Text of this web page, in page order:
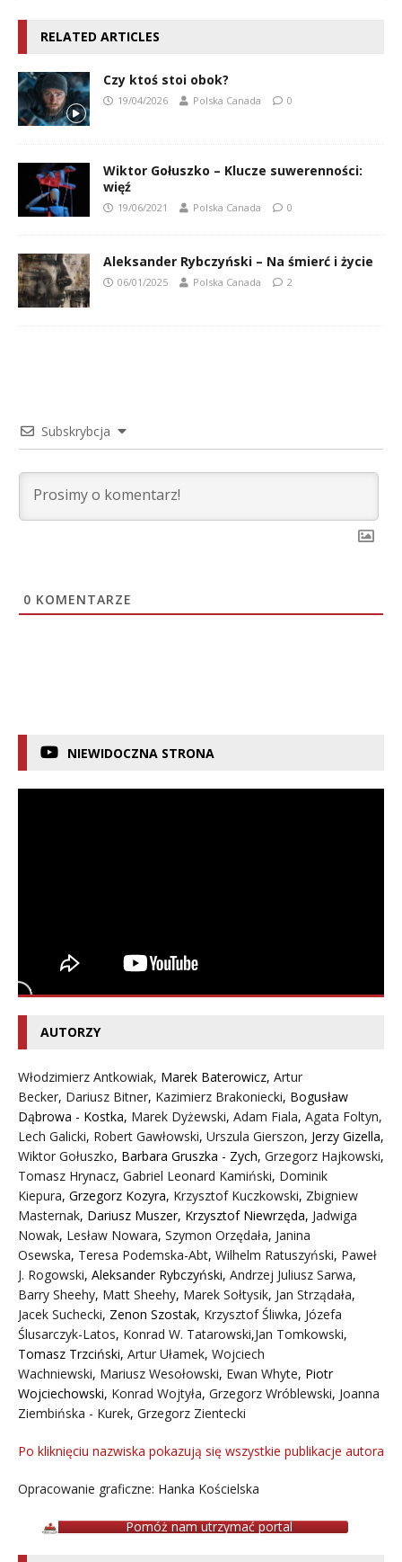
RELATED ARTICLES
Czy ktoś stoi obok?
19/04/2026 Polska Canada 0
Wiktor Gołuszko – Klucze suwerenności:
więź
19/06/2021 Polska Canada 0
Aleksander Rybczyński – Na śmierć i życie
06/01/2025 Polska Canada 2
Subskrybcja
0 KOMENTARZE
NIEWIDOCZNA STRONA
AUTORZY
Włodzimierz Antkowiak, Marek Baterowicz, Artur
Becker, Dariusz Bitner, Kazimierz Brakoniecki, Bogusław
Dąbrowa - Kostka, Marek Dyżewski, Adam Fiala, Agata Foltyn,
Lech Galicki, Robert Gawłowski, Urszula Gierszon, Jerzy Gizella,
Wiktor Gołuszko, Barbara Gruszka - Zych, Grzegorz Hajkowski,
Tomasz Hrynacz, Gabriel Leonard Kamiński, Dominik
Kiepura, Grzegorz Kozyra, Krzysztof Kuczkowski, Zbigniew
Masternak, Dariusz Muszer, Krzysztof Niewrzęda, Jadwiga
Nowak, Lesław Nowara, Szymon Orzędała, Janina
Osewska, Teresa Podemska-Abt, Wilhelm Ratuszyński, Paweł
J. Rogowski, Aleksander Rybczyński, Andrzej Juliusz Sarwa,
Barry Sheehy, Matt Sheehy, Marek Sołtysik, Jan Strządała,
Jacek Suchecki, Zenon Szostak, Krzysztof Śliwka, Józefa
Ślusarczyk-Latos, Konrad W. Tatarowski,Jan Tomkowski,
Tomasz Trzciński, Artur Ułamek, Wojciech
Wachniewski, Mariusz Wesołowski, Ewan Whyte, Piotr
Wojciechowski, Konrad Wojtyła, Grzegorz Wróblewski, Joanna
Ziembińska - Kurek, Grzegorz Zientecki
Po kliknięciu nazwiska pokazują się wszystkie publikacje autora
Opracowanie graficzne: Hanka Kościelska
Pomóż nam utrzymać portal